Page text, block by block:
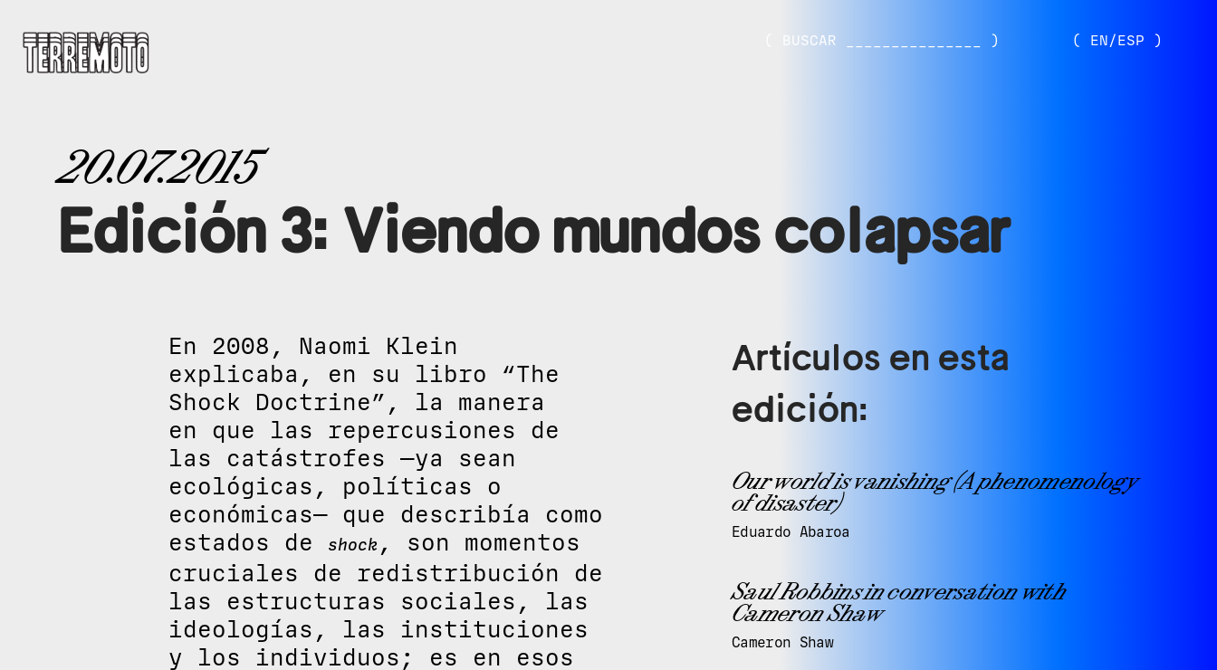
( BUSCAR _______________ ) ( EN/ESP )
20.07.2015
Edición 3: Viendo mundos colapsar
En 2008, Naomi Klein
explicaba, en su libro “The
Shock Doctrine”, la manera
en que las repercusiones de
las catástrofes —ya sean
ecológicas, políticas o
económicas— que describía como
estados de
shock , son momentos
cruciales de redistribución de
las estructuras sociales, las
ideologías, las instituciones
y los individuos; es en esos
Artículos en esta
edición:
Our world is vanishing (A phenomenology
of disaster)
Eduardo Abaroa
Saul Robbins in conversation with
Cameron Shaw
Cameron Shaw